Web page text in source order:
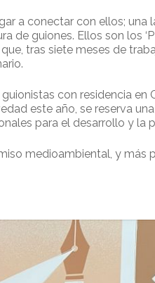
a conectar con ellos; una
guiones. Ellos son los
tras siete meses de
con residencia
este año, se reserva
para el desarrollo y
medioambiental, y más